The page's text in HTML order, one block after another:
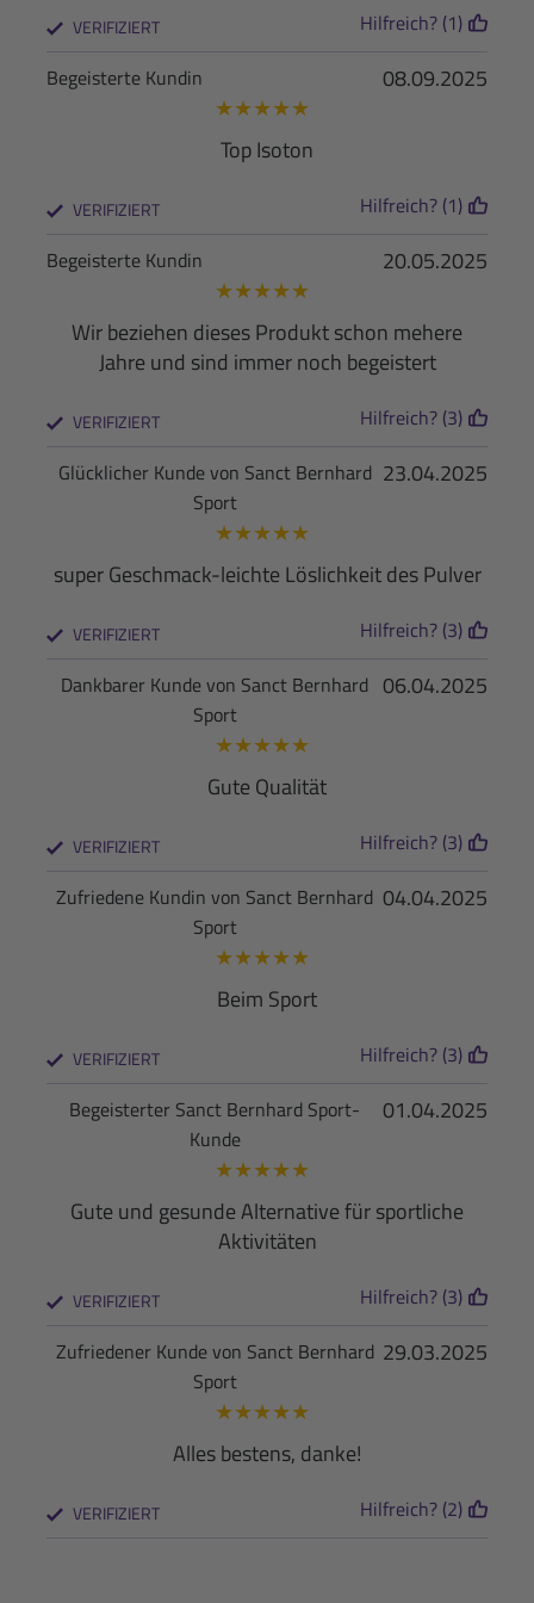
VERIFIZIERT Hilfreich? (1)
08.09.2025
Begeisterte Kundin
★★★★★
Top Isoton
VERIFIZIERT Hilfreich? (1)
20.05.2025
Begeisterte Kundin
★★★★★
Wir beziehen dieses Produkt schon mehere
Jahre und sind immer noch begeistert
VERIFIZIERT Hilfreich? (3)
23.04.2025
Glücklicher Kunde von Sanct Bernhard
Sport
★★★★★
super Geschmack-leichte Löslichkeit des Pulver
VERIFIZIERT Hilfreich? (3)
06.04.2025
Dankbarer Kunde von Sanct Bernhard
Sport
★★★★★
Gute Qualität
VERIFIZIERT Hilfreich? (3)
04.04.2025
Zufriedene Kundin von Sanct Bernhard
Sport
★★★★★
Beim Sport
VERIFIZIERT Hilfreich? (3)
01.04.2025
Begeisterter Sanct Bernhard Sport-
Kunde
★★★★★
Gute und gesunde Alternative für sportliche
Aktivitäten
VERIFIZIERT Hilfreich? (3)
29.03.2025
Zufriedener Kunde von Sanct Bernhard
Sport
★★★★★
Alles bestens, danke!
VERIFIZIERT Hilfreich? (2)